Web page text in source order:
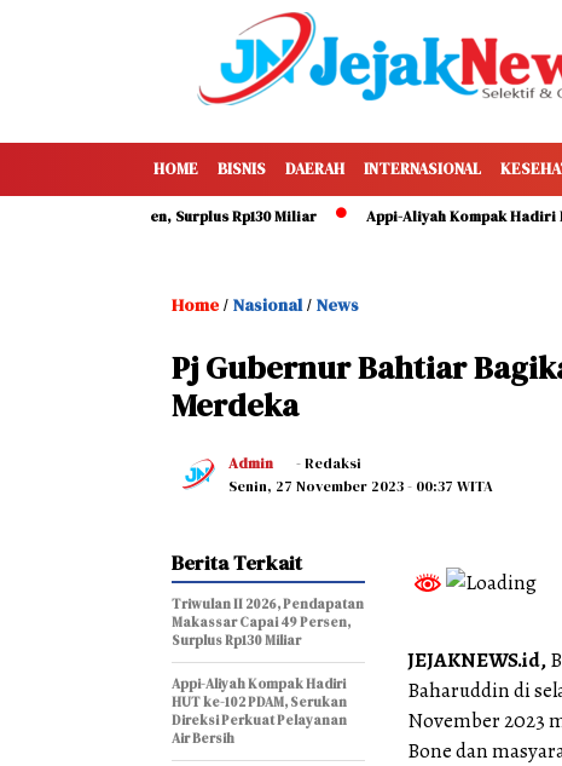
HOME BISNIS DAERAH INTERNASIONAL
Capai 49 Persen, Surplus Rp130 Miliar Appi-Aliyah Kompak Hadiri HUT
Home / Nasional/ News
Pj Gubernur Bahtiar
Merdeka
Admin
- Redaksi
Senin, 27 November 2023- 00:37 WITA
JEJAKNEWS.id,
Baharuddin di
November 2023
Bone dan
Berita Terkait
Triwulan II 2026, Pendapatan
Makassar Capai 49 Persen,
Surplus Rp130 Miliar
Appi-Aliyah Kompak Hadiri
HUT ke-102 PDAM, Serukan
Direksi Perkuat Pelayanan
Air Bersih